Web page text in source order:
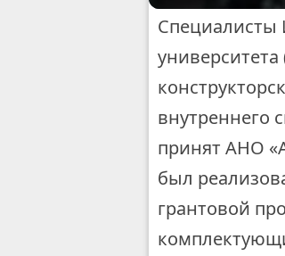
Специалисты
внутреннего
принят АНО
был
грантовой